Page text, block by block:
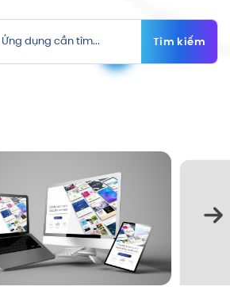
Tìm kiếm